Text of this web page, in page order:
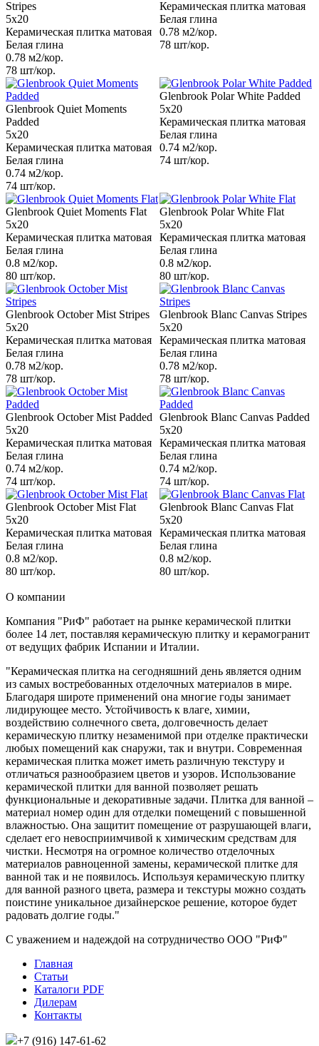
Stripes
5x20
Керамическая плитка матовая
Белая глина
0.78 м2/кор.
78 шт/кор.
Керамическая плитка матовая
Белая глина
0.78 м2/кор.
78 шт/кор.
Glenbrook Quiet Moments
Padded
5x20
Керамическая плитка матовая
Белая глина
0.74 м2/кор.
74 шт/кор.
Glenbrook Polar White Padded
5x20
Керамическая плитка матовая
Белая глина
0.74 м2/кор.
74 шт/кор.
Glenbrook Quiet Moments Flat
5x20
Керамическая плитка матовая
Белая глина
0.8 м2/кор.
80 шт/кор.
Glenbrook Polar White Flat
5x20
Керамическая плитка матовая
Белая глина
0.8 м2/кор.
80 шт/кор.
Glenbrook October Mist Stripes
5x20
Керамическая плитка матовая
Белая глина
0.78 м2/кор.
78 шт/кор.
Glenbrook Blanc Canvas Stripes
5x20
Керамическая плитка матовая
Белая глина
0.78 м2/кор.
78 шт/кор.
Glenbrook October Mist Padded
5x20
Керамическая плитка матовая
Белая глина
0.74 м2/кор.
74 шт/кор.
Glenbrook Blanc Canvas Padded
5x20
Керамическая плитка матовая
Белая глина
0.74 м2/кор.
74 шт/кор.
Glenbrook October Mist Flat
5x20
Керамическая плитка матовая
Белая глина
0.8 м2/кор.
80 шт/кор.
Glenbrook Blanc Canvas Flat
5x20
Керамическая плитка матовая
Белая глина
0.8 м2/кор.
80 шт/кор.
О компании
Компания "РиФ" работает на рынке керамической плитки
более 14 лет, поставляя керамическую плитку и керамогранит
от ведущих фабрик Испании и Италии.
"Керамическая плитка на сегодняшний день является одним
из самых востребованных отделочных материалов в мире.
Благодаря широте применений она многие годы занимает
лидирующее место. Устойчивость к влаге, химии,
воздействию солнечного света, долговечность делает
керамическую плитку незаменимой при отделке практически
любых помещений как снаружи, так и внутри. Современная
керамическая плитка может иметь различную текстуру и
отличаться разнообразием цветов и узоров. Использование
керамической плитки для ванной позволяет решать
функциональные и декоративные задачи. Плитка для ванной –
материал номер один для отделки помещений с повышенной
влажностью. Она защитит помещение от разрушающей влаги,
сделает его невосприимчивой к химическим средствам для
чистки. Несмотря на огромное количество отделочных
материалов равноценной замены, керамической плитке для
ванной так и не появилось. Используя керамическую плитку
для ванной разного цвета, размера и текстуры можно создать
поистине уникальное дизайнерское решение, которое будет
радовать долгие годы."
С уважением и надеждой на сотрудничество ООО "РиФ"
Главная
Статьи
Каталоги PDF
Дилерам
Контакты
+7 (916) 147-61-62